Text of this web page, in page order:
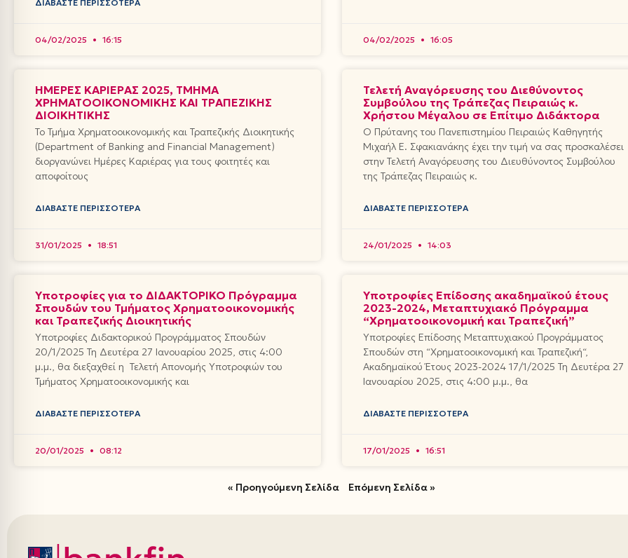
ΔΙΑΒΆΣΤΕ ΠΕΡΙΣΣΌΤΕΡΑ
04/02/2025 16:15 04/02/2025 16:05
ΗΜΕΡΕΣ ΚΑΡΙΕΡΑΣ 2025, ΤΜΗΜΑ
ΧΡΗΜΑΤΟΟΙΚΟΝΟΜΙΚΗΣ ΚΑΙ ΤΡΑΠΕΖΙΚΗΣ
ΔΙΟΙΚΗΤΙΚΗΣ
Το Τμήμα Χρηματοοικονομικής και Τραπεζικής Διοικητικής
(Department of Banking and Financial Management)
διοργανώνει Ημέρες Καριέρας για τους φοιτητές και
αποφοίτους
ΔΙΑΒΆΣΤΕ ΠΕΡΙΣΣΌΤΕΡΑ
31/01/2025 18:51
Τελετή Αναγόρευσης του Διεθύνοντος
Συμβούλου της Τράπεζας Πειραιώς κ.
Χρήστου Μέγαλου σε Επίτιμο Διδάκτορα
Ο Πρύτανης του Πανεπιστημίου Πειραιώς Καθηγητής
Μιχαήλ Ε. Σφακιανάκης έχει την τιμή να σας προσκαλέσει
στην Τελετή Αναγόρευσης του Διευθύνοντoς Συμβούλου
της Τράπεζας Πειραιώς κ.
ΔΙΑΒΆΣΤΕ ΠΕΡΙΣΣΌΤΕΡΑ
24/01/2025 14:03
Υποτροφίες για το ΔΙΔΑΚΤΟΡΙΚΟ Πρόγραμμα
Σπουδών του Τμήματος Χρηματοοικονομικής
και Τραπεζικής Διοικητικής
Υποτροφίες Διδακτορικού Προγράμματος Σπουδών
20/1/2025 Τη Δευτέρα 27 Ιανουαρίου 2025, στις 4:00
μ.μ., θα διεξαχθεί η Τελετή Απονομής Υποτροφιών του
Τμήματος Χρηματοοικονομικής και
ΔΙΑΒΆΣΤΕ ΠΕΡΙΣΣΌΤΕΡΑ
20/01/2025 08:12
Υποτροφίες Επίδοσης ακαδημαϊκού έτους
2023-2024, Μεταπτυχιακό Πρόγραμμα
“Χρηματοοικονομική και Τραπεζική”
Υποτροφίες Επίδοσης Μεταπτυχιακού Προγράμματος
Σπουδών στη “Χρηματοοικονομική και Τραπεζική“,
Ακαδημαϊκού Έτους 2023-2024 17/1/2025 Τη Δευτέρα 27
Ιανουαρίου 2025, στις 4:00 μ.μ., θα
ΔΙΑΒΆΣΤΕ ΠΕΡΙΣΣΌΤΕΡΑ
17/01/2025 16:51
« Προηγούμενη Σελίδα Επόμενη Σελίδα »